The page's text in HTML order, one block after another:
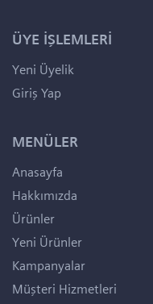
ÜYE İŞLEMLERİ
Yeni Üyelik
Giriş Yap
MENÜLER
Anasayfa
Hakkımızda
Ürünler
Yeni Ürünler
Kampanyalar
Müşteri Hizmetleri